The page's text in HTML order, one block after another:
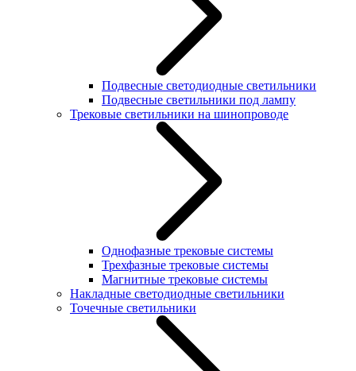
Подвесные светодиодные светильники
Подвесные светильники под лампу
Трековые светильники на шинопроводе
Однофазные трековые системы
Трехфазные трековые системы
Магнитные трековые системы
Накладные светодиодные светильники
Точечные светильники